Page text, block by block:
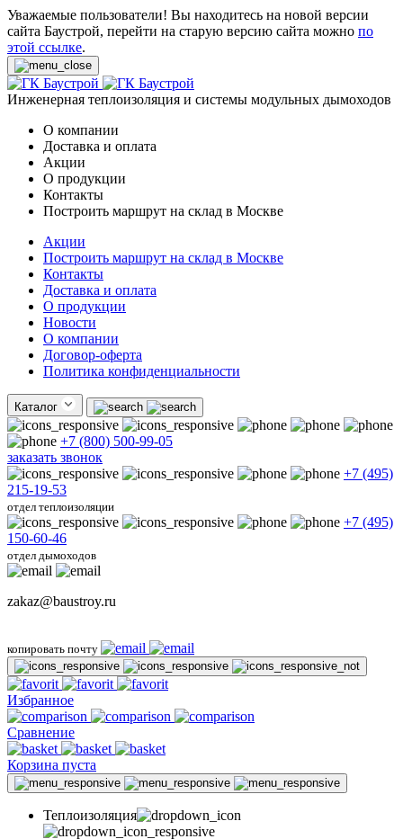
Уважаемые пользователи! Вы находитесь на новой версии
сайта Баустрой, перейти на старую версию сайта можно по
этой ссылке.
Инженерная теплоизоляция и системы модульных дымоходов
О компании
Доставка и оплата
Акции
О продукции
Контакты
Построить маршрут на склад в Москве
Акции
Построить маршрут на склад в Москве
Контакты
Доставка и оплата
О продукции
Новости
О компании
Договор-оферта
Политика конфиденциальности
Каталог
+7 (800) 500-99-05
заказать звонок
+7 (495)
215-19-53
отдел теплоизоляции
+7 (495)
150-60-46
отдел дымоходов
zakaz@baustroy.ru
копировать почту
Избранное
Сравнение
Корзина пуста
Теплоизоляция